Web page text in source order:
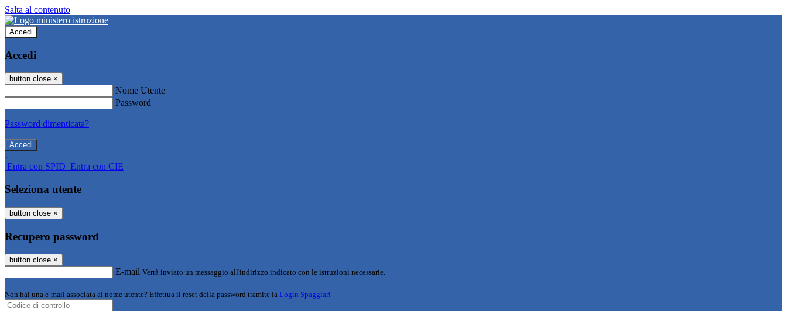
Salta al contenuto
Accedi
Accedi
button close ×
Nome Utente
Password
Password dimenticata?
-
Entra con SPID Entra con CIE
Seleziona utente
button close ×
Recupero password
button close ×
E-mail Verrà inviato un messaggio all'indirizzo indicato con le istruzioni necessarie.
Non hai una e-mail associata al nome utente? Effettua il reset della password tramite la Login Spaggiari